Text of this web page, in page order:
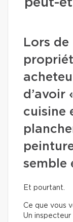
Lors de
d’avoir
cuisine
semble
Et pourtant.
Ce que vous
Un inspecteur